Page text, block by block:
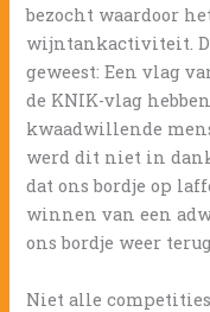
bezocht waardoor
wijntankactiviteit.
geweest: Een vlag
de KNIK-vlag
kwaadwillende
werd dit niet in
dat ons bordje op
winnen van een
ons bordje weer
Niet alle competities